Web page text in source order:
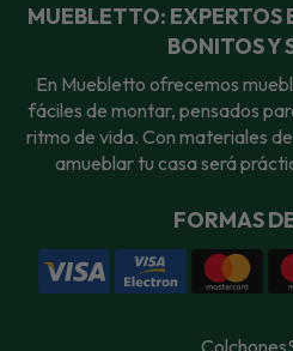
MUEBLETTO: EXPERTOS
BONITOS Y
En Muebletto ofrecemos
fáciles de montar, pensados
ritmo de vida. Con materiales
amueblar tu casa será
FORMAS